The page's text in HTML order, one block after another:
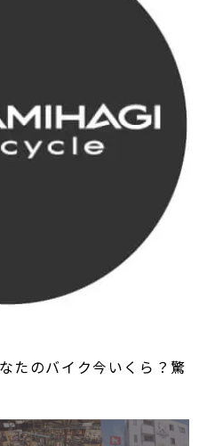
たのバイク今いくら？驚